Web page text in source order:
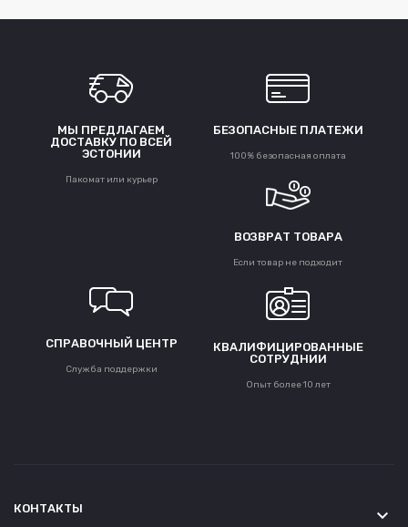
МЫ ПРЕДЛАГАЕМ
ДОСТАВКУ ПО ВСЕЙ
ЭСТОНИИ
Пакомат или курьер
БЕЗОПАСНЫЕ ПЛАТЕЖИ
100% безопасная оплата
ВОЗВРАТ ТОВАРА
Если товар не подходит
СПРАВОЧНЫЙ ЦЕНТР
Служба поддержки
КВАЛИФИЦИРОВАННЫЕ
СОТРУДНИИ
Опыт более 10 лет
КОНТАКТЫ keyboard_arrow_down